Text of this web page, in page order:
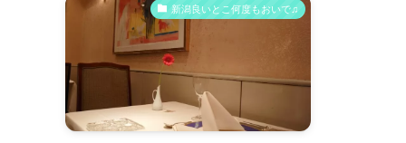
新潟良いとこ何度もおいで♫